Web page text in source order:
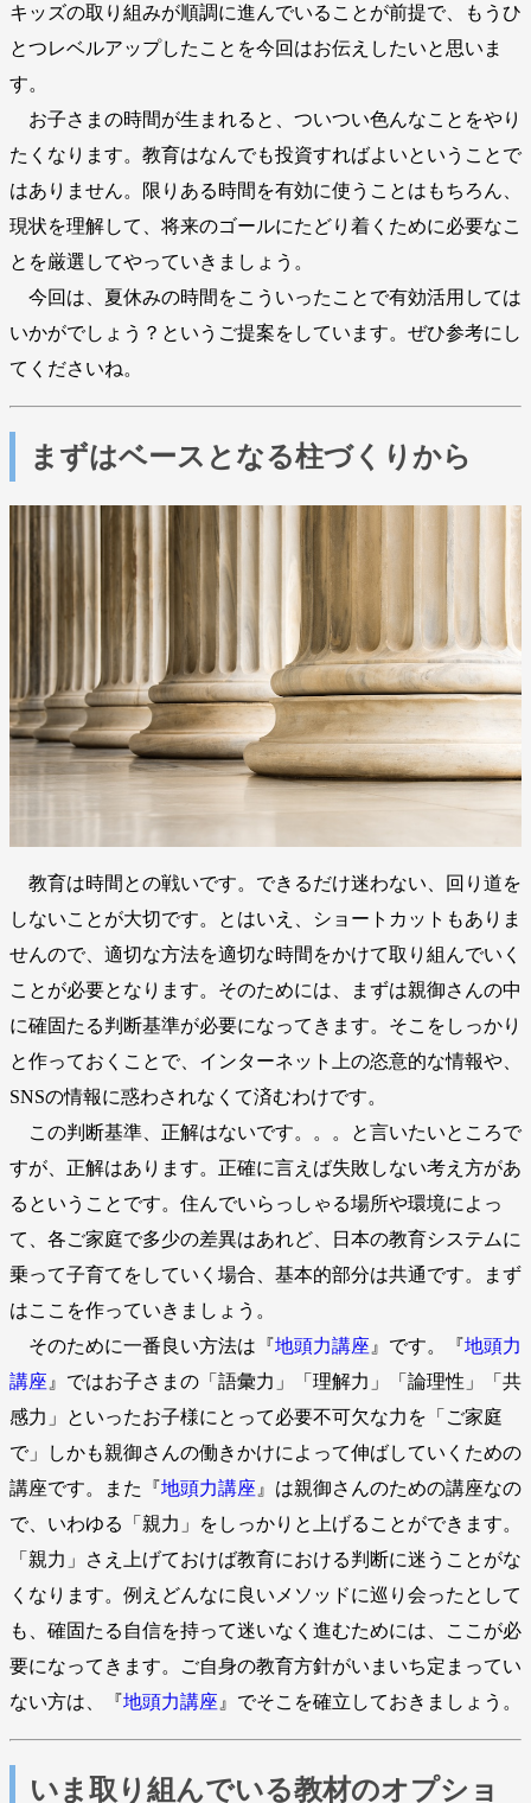
キッズの取り組みが順調に進んでいることが前提で、もうひ
とつレベルアップしたことを今回はお伝えしたいと思いま
す。
お子さまの時間が生まれると、ついつい色んなことをやり
たくなります。教育はなんでも投資すればよいということで
はありません。限りある時間を有効に使うことはもちろん、
現状を理解して、将来のゴールにたどり着くために必要なこ
とを厳選してやっていきましょう。
今回は、夏休みの時間をこういったことで有効活用しては
いかがでしょう？というご提案をしています。ぜひ参考にし
てくださいね。
まずはベースとなる柱づくりから
教育は時間との戦いです。できるだけ迷わない、回り道を
しないことが大切です。とはいえ、ショートカットもありま
せんので、適切な方法を適切な時間をかけて取り組んでいく
ことが必要となります。そのためには、まずは親御さんの中
に確固たる判断基準が必要になってきます。そこをしっかり
と作っておくことで、インターネット上の恣意的な情報や、
SNSの情報に惑わされなくて済むわけです。
この判断基準、正解はないです。。。と言いたいところで
すが、正解はあります。正確に言えば失敗しない考え方があ
るということです。住んでいらっしゃる場所や環境によっ
て、各ご家庭で多少の差異はあれど、日本の教育システムに
乗って子育てをしていく場合、基本的部分は共通です。まず
はここを作っていきましょう。
そのために一番良い方法は『地頭力講座 』です。『地頭力
講座 』ではお子さまの「語彙力」「理解力」「論理性」「共
感力」といったお子様にとって必要不可欠な力を「ご家庭
で」しかも親御さんの働きかけによって伸ばしていくための
講座です。また『地頭力講座 』は親御さんのための講座なの
で、いわゆる「親力」をしっかりと上げることができます。
「親力」さえ上げておけば教育における判断に迷うことがな
くなります。例えどんなに良いメソッドに巡り会ったとして
も、確固たる自信を持って迷いなく進むためには、ここが必
要になってきます。ご自身の教育方針がいまいち定まってい
ない方は、『地頭力講座 』でそこを確立しておきましょう。
いま取り組んでいる教材のオプショ